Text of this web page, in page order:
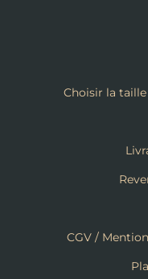
Choisir la
CGV /